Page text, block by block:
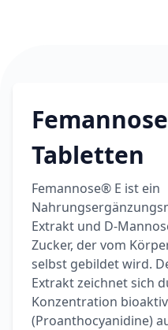
Tabletten
Femannose® E ist ein
Extrakt und D-
Zucker, der vom
selbst gebildet wird.
Extrakt zeichnet sich
Konzentration
(Proanthocyanidine)